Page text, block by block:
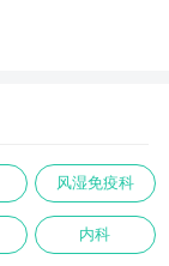
风湿免疫科
内科